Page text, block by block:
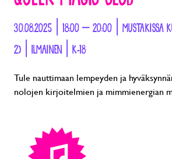
30.08.2025 | 18:00 – 20:00 | MUSTAKISSA
2) | ILMAINEN | K-18
Tule nauttimaan lempeyden ja
nolojen kirjoitelmien ja mimmienergian